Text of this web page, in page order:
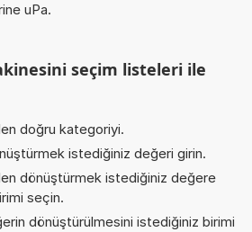
uPa.
seçim listeleri ile
doğru kategoriyi.
istediğiniz değeri girin.
dönüştürmek istediğiniz değere
seçin.
dönüştürülmesini istediğiniz birimi